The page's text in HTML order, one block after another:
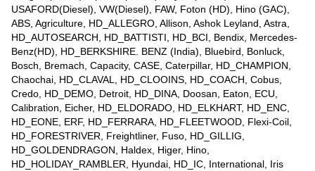
USAFORD(Diesel), VW(Diesel), FAW, Foton (HD), Hino (GAC),
ABS, Agriculture, HD_ALLEGRO, Allison, Ashok Leyland, Astra,
HD_AUTOSEARCH, HD_BATTISTI, HD_BCI, Bendix, Mercedes-
Benz(HD), HD_BERKSHIRE. BENZ (India), Bluebird, Bonluck,
Bosch, Bremach, Capacity, CASE, Caterpillar, HD_CHAMPION,
Chaochai, HD_CLAVAL, HD_CLOOINS, HD_COACH, Cobus,
Credo, HD_DEMO, Detroit, HD_DINA, Doosan, Eaton, ECU,
Calibration, Eicher, HD_ELDORADO, HD_ELKHART, HD_ENC,
HD_EONE, ERF, HD_FERRARA, HD_FLEETWOOD, Flexi-Coil,
HD_FORESTRIVER, Freightliner, Fuso, HD_GILLIG,
HD_GOLDENDRAGON, Haldex, Higer, Hino,
HD_HOLIDAY_RAMBLER, Hyundai, HD_IC, International, Iris